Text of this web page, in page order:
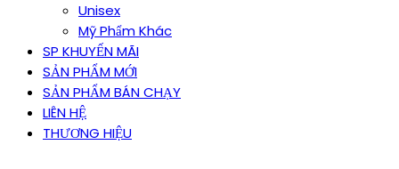
Unisex
Mỹ Phẩm Khác
SP KHUYẾN MÃI
SẢN PHẨM MỚI
SẢN PHẨM BÁN CHẠY
LIÊN HỆ
THƯƠNG HIỆU